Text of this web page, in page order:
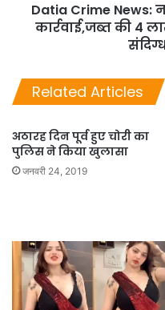
Datia Crime News:
कार्रवाई,जब्त की 4
Related Articles
अठारह दिन पूर्व हुए चोरी का
पुलिस ने किया खुलासा
जनवरी 24, 2019